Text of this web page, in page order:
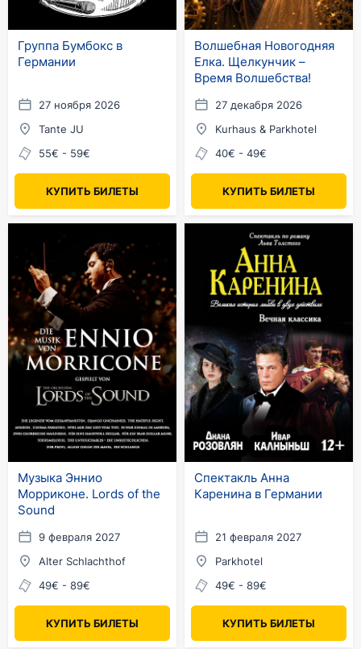
Группа Бумбокс в
Германии
27 ноября 2026
Tante JU
55€ - 59€
КУПИТЬ БИЛЕТЫ
Волшебная Новогодняя
Елка. Щелкунчик –
Время Волшебства!
27 декабря 2026
Kurhaus & Parkhotel
40€ - 49€
КУПИТЬ БИЛЕТЫ
Музыка Эннио
Морриконе. Lords of the
Sound
9 февраля 2027
Alter Schlachthof
49€ - 89€
КУПИТЬ БИЛЕТЫ
Спектакль Анна
Каренина в Германии
21 февраля 2027
Parkhotel
49€ - 89€
КУПИТЬ БИЛЕТЫ